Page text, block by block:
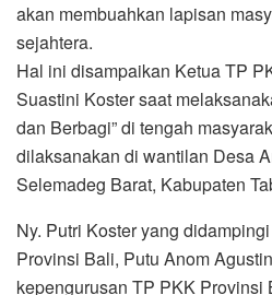
akan membuahkan lapisan
sejahtera.
Hal ini disampaikan Ketua TP
Suastini Koster saat
dan Berbagi” di tengah
dilaksanakan di wantilan Desa
Selemadeg Barat, Kabupaten
Ny. Putri Koster yang
Provinsi Bali, Putu Anom
kepengurusan TP PKK Provinsi